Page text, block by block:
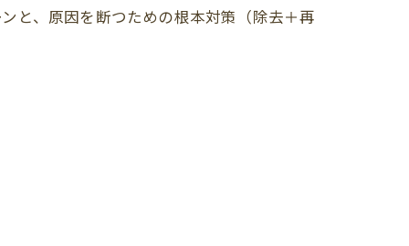
と、原因を断つための根本対策（除去＋再